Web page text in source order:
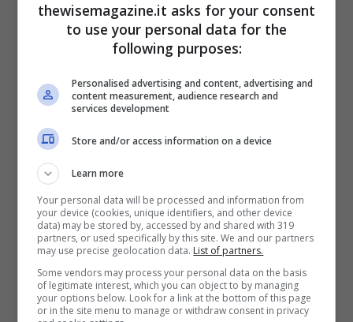
Il listino prezzi della Dr. Lee – (Fonte foto:@
drpimplepopper) – TheWiseMagazine.it
Avere un appuntamento con la dottoressa
grande richiesta. La dermatologa lavora
nellaclinica Skin Physicians & Surgeons
thewisemagazine.it asks for your consent
to use your personal data for the
following purposes:
Personalised advertising and content, advertising and
content measurement, audience research and
services development
Store and/or access information on a device
Learn more
Your personal data will be processed and information from
your device (cookies, unique identifiers, and other device
data) may be stored by, accessed by and shared with 319
partners, or used specifically by this site. We and our partners
may use precise geolocation data. List of partners.
Some vendors may process your personal data on the basis
of legitimate interest, which you can object to by managing
your options below. Look for a link at the bottom of this page
or in the site menu to manage or withdraw consent in privacy